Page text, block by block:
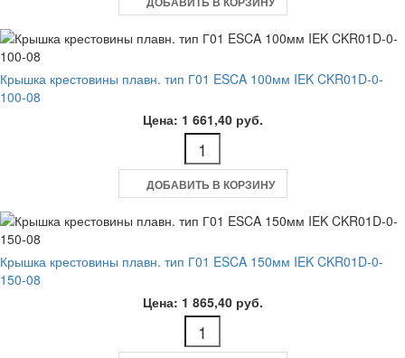
Крышка крестовины плавн. тип Г01 ESCA 100мм IEK CKR01D-0-
100-08
Цена: 1 661,40 руб.
ДОБАВИТЬ В КОРЗИНУ
Крышка крестовины плавн. тип Г01 ESCA 150мм IEK CKR01D-0-
150-08
Цена: 1 865,40 руб.